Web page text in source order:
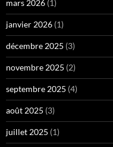
mars 2026 (1)
janvier 2026 (1)
décembre 2025 (3)
novembre 2025 (2)
septembre 2025 (4)
août 2025 (3)
juillet 2025 (1)